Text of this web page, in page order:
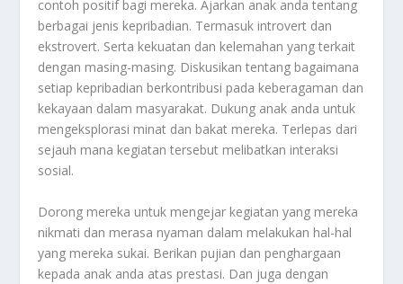
contoh positif bagi mereka. Ajarkan anak anda tentang
berbagai jenis kepribadian. Termasuk introvert dan
ekstrovert. Serta kekuatan dan kelemahan yang terkait
dengan masing-masing. Diskusikan tentang bagaimana
setiap kepribadian berkontribusi pada keberagaman dan
kekayaan dalam masyarakat. Dukung anak anda untuk
mengeksplorasi minat dan bakat mereka. Terlepas dari
sejauh mana kegiatan tersebut melibatkan interaksi
sosial.
Dorong mereka untuk mengejar kegiatan yang mereka
nikmati dan merasa nyaman dalam melakukan hal-hal
yang mereka sukai. Berikan pujian dan penghargaan
kepada anak anda atas prestasi. Dan juga dengan